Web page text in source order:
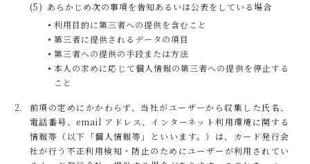
あらかじめ次の事項を告知あるいは公表をしている場合
利用目的に第三者への提供を含むこと
第三者に提供されるデータの項目
第三者への提供の手段または方法
本人の求めに応じて個人情報の第三者への提供を停止する
こと
前項の定めにかかわらず、当社がユーザーから収集した氏名、
電話番号、email アドレス、インターネット利用環境に関する
情報等（以下「個人情報等」といいます。）は、カード発行会
社が行う不正利用検知・防止のためにユーザーが利用されてい